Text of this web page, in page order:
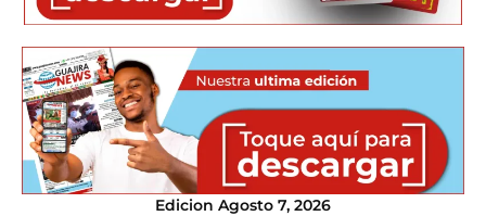
Edicion Agosto 7, 2026